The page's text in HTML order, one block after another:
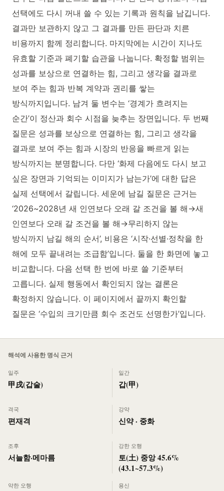
선택에도 다시 꺼내 쓸 수 있는 기록과 원칙을 남깁니다.
결과만 보관하지 않고 그 결과를 만든 판단과 치른
비용까지 함께 정리합니다. 마지막에는 시간이 지나도
유효할 기준과 폐기할 습관을 나눕니다. 확정할 범위는
성과를 보상으로 연결하는 힘, 그리고 생각을 결과로
보여 주는 힘과 반복 계약과 권리를 쌓는
방식까지입니다. 남겨 둘 변수는 ‘경계가 흐려지는
순간’이 정산과 회수 시점을 늦추는 장면입니다. 두 번째
질문은 성과를 보상으로 연결하는 힘, 그리고 생각을
결과로 보여 주는 힘과 시장의 반응을 빠르게 읽는
방식까지는 분명합니다. 다만 ‘화제 다음에도 다시 보고
싶은 장면과 기억되는 이미지가 남는가’에 대한 답은
실제 선택에서 갈립니다. 세운에 남길 질문은 근거는
‘2026~2028년 새 인연보다 오래 갈 조건을 볼 해→새
인연보다 오래 갈 조건을 볼 해→무리하지 않는
방식까지 남길 해의 순서’, 비용은 ‘시작·선별·정착을 한
해에 모두 끝내려는 조급함’입니다. 둘을 한 화면에 놓고
비교합니다. 다음 선택 한 번에 바로 쓸 기준부터
고릅니다. 실제 행동에서 확인되지 않는 결론은
확정하지 않습니다. 이 페이지에서 끝까지 확인할
질문은 ‘수입의 크기만큼 회수 조건도 선명한가’입니다.
해석에 사용한 명식 근거
일주
甲戌(갑술)
일간
갑(甲)
격국
편재격
강약
신약 · 중화
조후
서늘함·메마름
강한 오행
토(土) 중앙 45.6%
(43.1~57.3%)
약한 오행 용신